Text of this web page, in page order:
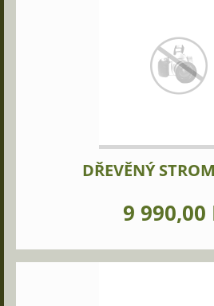
DŘEVĚNÝ
9 990,00